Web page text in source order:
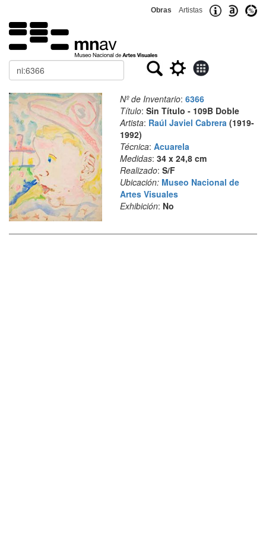
Obras Artistas
Buscar
Nº de Inventario: 6366
Título: Sin Título - 109B Doble
Artista: Raúl Javiel Cabrera(1919-
1992)
Técnica: Acuarela
Medidas: 34 x 24,8 cm
Realizado: S/F
Ubicación: Museo Nacional de
Artes Visuales
Exhibición: No